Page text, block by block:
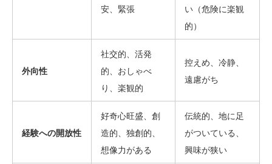
安、緊張
い（危険に楽観
的）
外向性
社交的、活発
的、おしゃべ
り、楽観的
控えめ、冷静、
遠慮がち
経験への開放性
好奇心旺盛、創
造的、独創的、
想像力がある
伝統的、地に足
がついている、
興味が狭い